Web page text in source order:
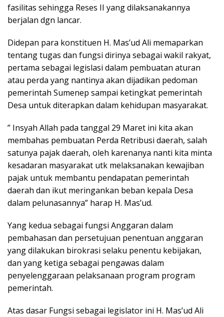
fasilitas sehingga Reses II yang dilaksanakannya
berjalan dgn lancar.
Didepan para konstituen H. Mas’ud Ali memaparkan
tentang tugas dan fungsi dirinya sebagai wakil rakyat,
pertama sebagai legislasi dalam pembuatan aturan
atau perda yang nantinya akan dijadikan pedoman
pemerintah Sumenep sampai ketingkat pemerintah
Desa untuk diterapkan dalam kehidupan masyarakat.
” Insyah Allah pada tanggal 29 Maret ini kita akan
membahas pembuatan Perda Retribusi daerah, salah
satunya pajak daerah, oleh karenanya nanti kita minta
kesadaran masyarakat utk melaksanakan kewajiban
pajak untuk membantu pendapatan pemerintah
daerah dan ikut meringankan beban kepala Desa
dalam pelunasannya” harap H. Mas’ud.
Yang kedua sebagai fungsi Anggaran dalam
pembahasan dan persetujuan penentuan anggaran
yang dilakukan birokrasi selaku penentu kebijakan,
dan yang ketiga sebagai pengawas dalam
penyelenggaraan pelaksanaan program program
pemerintah.
Atas dasar Fungsi sebagai legislator ini H. Mas’ud Ali